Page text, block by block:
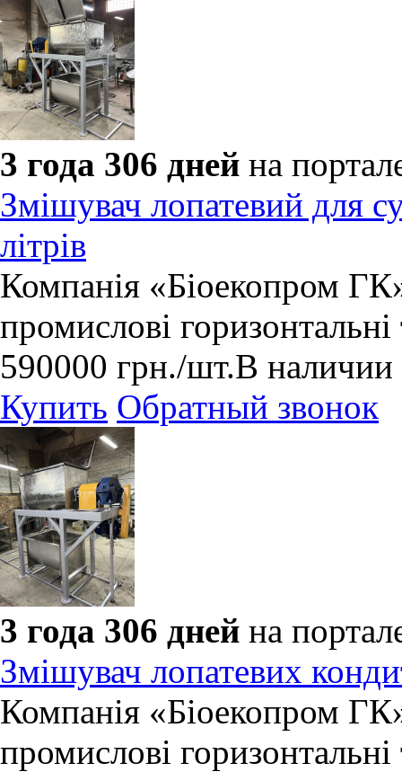
3 года 306 дней на
Змішувач лопатевий для
літрів
​Компанія «Біоекопром
промислові горизонтальні
590000 грн./шт.В наличии
Купить Обратный звонок
3 года 306 дней на
Змішувач лопатевих
​Компанія «Біоекопром
промислові горизонтальні